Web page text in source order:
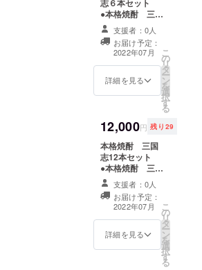
志６本セット
●本格焼酎 三国
志「劉備」
720ml 1本 ●
本格焼酎 三国
志「関羽」
720ml 1本 ●
本格焼酎 三国
志「諸葛亮」
720ml 1本 ●
本格焼酎 三国
志「曹操」
720ml 1本 ●
本格焼酎 三国
志「周瑜」
720ml 1本 ●
御礼のメール
はご支援いただ
けませんので、
支援者：0人
お届け予定：
2022年07月
詳細を見る
こ
の
リ
タ
ー
ン
を
選
択
す
る
12,000円 残り29
本格焼酎 三国
志12本セット
●本格焼酎 三国
志「劉備」
720ml 1本 ●
本格焼酎 三国
志「関羽」
720ml 1本 ●
本格焼酎 三国
支援者：0人
お届け予定：
2022年07月
詳細を見る
こ
の
リ
タ
ー
ン
を
選
択
す
る